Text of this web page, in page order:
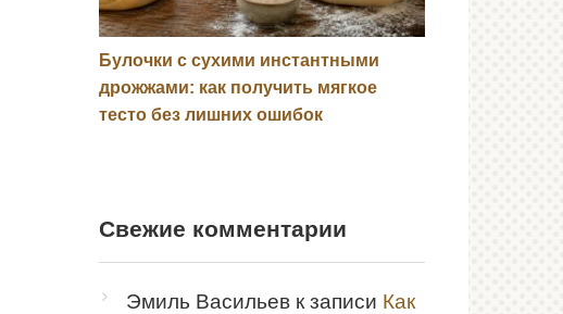
Булочки с сухими инстантными
дрожжами: как получить мягкое
тесто без лишних ошибок
Свежие комментарии
Эмиль Васильев к записи Как